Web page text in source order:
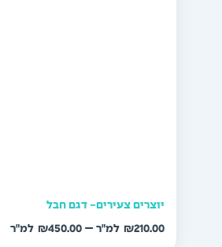
יוצרים צעירים- דגם חבל
₪210.00
–
₪450.00